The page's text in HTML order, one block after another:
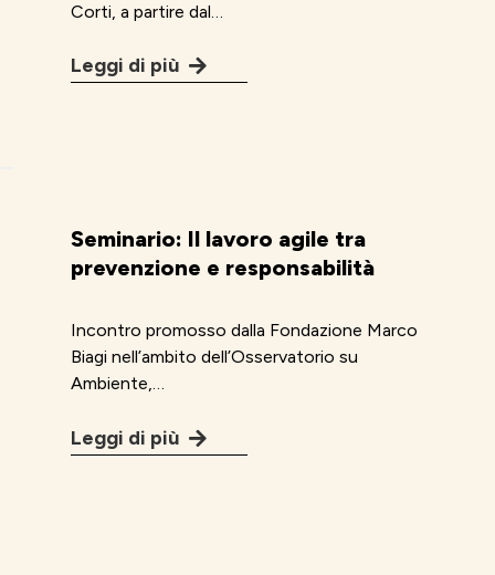
Corti, a partire dal…
Leggi di più
Seminario: Il lavoro agile tra
prevenzione e responsabilità
Incontro promosso dalla Fondazione Marco
Biagi nell’ambito dell’Osservatorio su
Ambiente,…
Leggi di più